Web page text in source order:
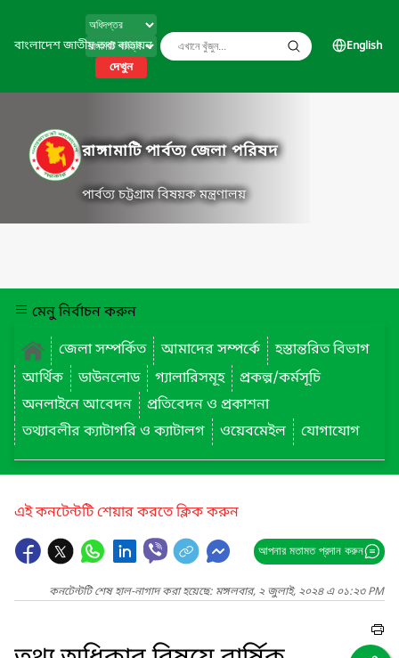
বাংলাদেশ জাতীয় তথ্য বাতায়ন
দেখুন
English
রাঙ্গামাটি পার্বত্য জেলা পরিষদ
পার্বত্য চট্টগ্রাম বিষয়ক মন্ত্রণালয়
মেনু নির্বাচন করুন
জেলা সম্পর্কিত
আমাদের সম্পর্কে
হস্তান্তরিত বিভাগ
আর্থিক
ডাউনলোড গ্যালারিসমূহ
প্রকল্প/কর্মসূচি
অনলাইনে আবেদন
প্রতিবেদন ও প্রকাশনা
তথ্যাবলীর ক্যাটাগরি ও ক্যাটালগ
ওয়েবমেইল যোগাযোগ
এই কনটেন্টটি শেয়ার করতে ক্লিক করুন
আপনার মতামত প্রদান করুন
কনটেন্টটি শেষ হাল-নাগাদ করা হয়েছে: মঙ্গলবার, ২ জুলাই, ২০২৪ এ ০১:২৩ PM